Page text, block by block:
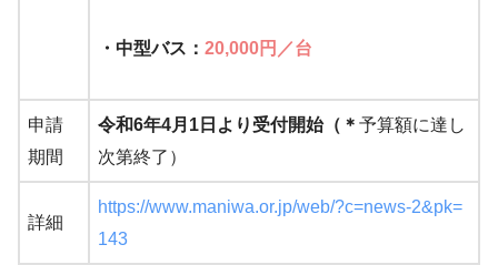
・中型バス： 20,000円／台
申請
期間
令和6年4月1日より受付開始（＊ 予算額に達し
次第終了）
詳細
https://www.maniwa.or.jp/web/?c=news-2&pk=
143